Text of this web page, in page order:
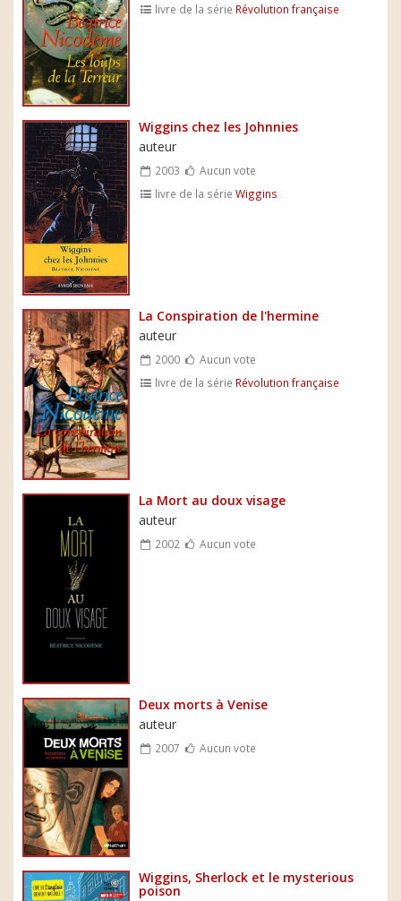
livre de la série Révolution française
Wiggins chez les Johnnies
auteur
2003
Aucun vote
livre de la sérieWiggins
La Conspiration de l'hermine
auteur
2000
Aucun vote
livre de la série Révolution française
La Mort au doux visage
auteur
2002 Aucun vote
Deux morts à Venise
auteur
2007 Aucun vote
Wiggins, Sherlock et le mysterious
poison